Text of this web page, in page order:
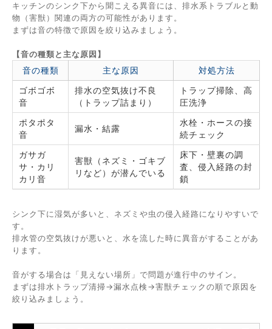
キッチンのシンク下から聞こえる異音には、排水系トラブルと動
物（害獣）関連の両方の可能性があります。
まずは音の特徴で原因を絞り込みましょう。
【音の種類と主な原因】
音の種類 主な原因
対処方法
ゴボゴボ
音
排水の空気抜け不良
（トラップ詰まり）
トラップ掃除、高
圧洗浄
ポタポタ
音
漏水・結露
水栓・ホースの接
続チェック
ガサガ
サ・カリ
カリ音
害獣（ネズミ・ゴキブ
リなど）が潜んでいる
床下・壁裏の調
査、侵入経路の封
鎖
シンク下に湿気が多いと、ネズミや虫の侵入経路になりやすいで
す。
排水管の空気抜けが悪いと、水を流した時に異音がすることがあ
ります。
音がする場合は「見えない場所」で問題が進行中のサイン。
まずは排水トラップ清掃→漏水点検→害獣チェックの順で原因を
絞り込みましょう。